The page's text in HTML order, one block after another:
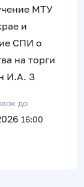
МТУ
и
СПИ о
на торги
И.А. З
до
16:00